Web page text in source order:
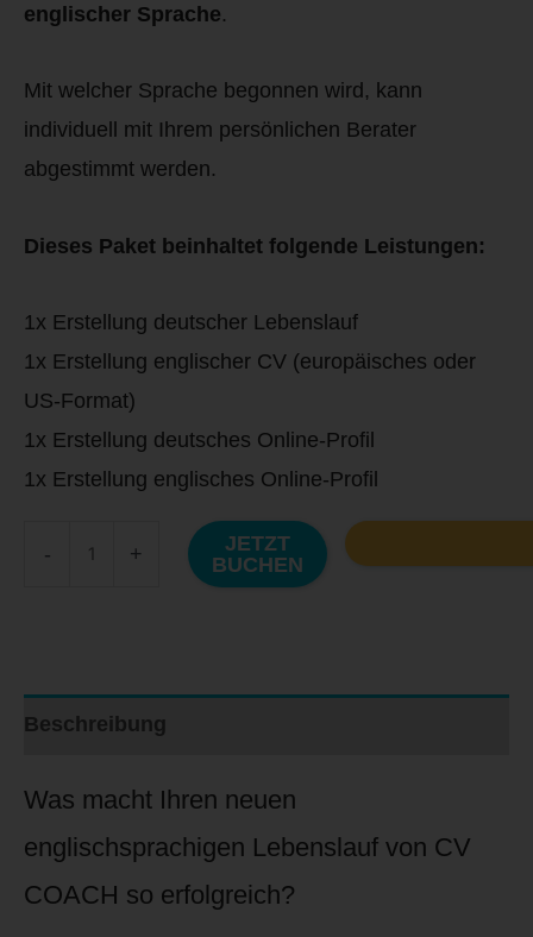
englischer Sprache.
Mit welcher Sprache begonnen wird, kann
individuell mit Ihrem persönlichen Berater
abgestimmt werden.
Dieses Paket beinhaltet folgende Leistungen:
1x Erstellung deutscher Lebenslauf
1x Erstellung englischer CV (europäisches oder
US-Format)
1x Erstellung deutsches Online-Profil
1x Erstellung englisches Online-Profil
- +
JETZT
BUCHEN
Beschreibung
Was macht Ihren neuen
englischsprachigen Lebenslauf von CV
COACH so erfolgreich?